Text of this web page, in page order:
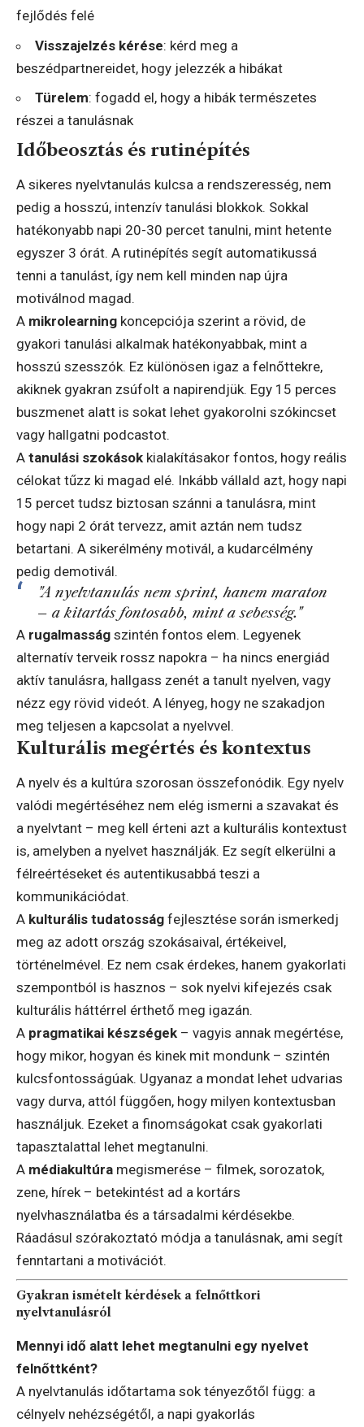
fejlődés felé
Visszajelzés kérése: kérd meg a
beszédpartnereidet, hogy jelezzék a hibákat
Türelem: fogadd el, hogy a hibák természetes
részei a tanulásnak
Időbeosztás és rutinépítés
A sikeres nyelvtanulás kulcsa a rendszeresség, nem
pedig a hosszú, intenzív tanulási blokkok. Sokkal
hatékonyabb napi 20-30 percet tanulni, mint hetente
egyszer 3 órát. A rutinépítés segít automatikussá
tenni a tanulást, így nem kell minden nap újra
motiválnod magad.
A mikrolearning koncepciója szerint a rövid, de
gyakori tanulási alkalmak hatékonyabbak, mint a
hosszú szesszók. Ez különösen igaz a felnőttekre,
akiknek gyakran zsúfolt a napirendjük. Egy 15 perces
buszmenet alatt is sokat lehet gyakorolni szókincset
vagy hallgatni podcastot.
A tanulási szokások kialakításakor fontos, hogy reális
célokat tűzz ki magad elé. Inkább vállald azt, hogy napi
15 percet tudsz biztosan szánni a tanulásra, mint
hogy napi 2 órát tervezz, amit aztán nem tudsz
betartani. A sikerélmény motivál, a kudarcélmény
pedig demotivál.
"A nyelvtanulás nem sprint, hanem maraton
– a kitartás fontosabb, mint a sebesség."
A rugalmasság szintén fontos elem. Legyenek
alternatív terveik rossz napokra – ha nincs energiád
aktív tanulásra, hallgass zenét a tanult nyelven, vagy
nézz egy rövid videót. A lényeg, hogy ne szakadjon
meg teljesen a kapcsolat a nyelvvel.
Kulturális megértés és kontextus
A nyelv és a kultúra szorosan összefonódik. Egy nyelv
valódi megértéséhez nem elég ismerni a szavakat és
a nyelvtant – meg kell érteni azt a kulturális kontextust
is, amelyben a nyelvet használják. Ez segít elkerülni a
félreértéseket és autentikusabbá teszi a
kommunikációdat.
A kulturális tudatosság fejlesztése során ismerkedj
meg az adott ország szokásaival, értékeivel,
történelmével. Ez nem csak érdekes, hanem gyakorlati
szempontból is hasznos – sok nyelvi kifejezés csak
kulturális háttérrel érthető meg igazán.
A pragmatikai készségek – vagyis annak megértése,
hogy mikor, hogyan és kinek mit mondunk – szintén
kulcsfontosságúak. Ugyanaz a mondat lehet udvarias
vagy durva, attól függően, hogy milyen kontextusban
használjuk. Ezeket a finomságokat csak gyakorlati
tapasztalattal lehet megtanulni.
A médiakultúra megismerése – filmek, sorozatok,
zene, hírek – betekintést ad a kortárs
nyelvhasználatba és a társadalmi kérdésekbe.
Ráadásul szórakoztató módja a tanulásnak, ami segít
fenntartani a motivációt.
Gyakran ismételt kérdések a felnőttkori
nyelvtanulásról
Mennyi idő alatt lehet megtanulni egy nyelvet
felnőttként?
A nyelvtanulás időtartama sok tényezőtől függ: a
célnyelv nehézségétől, a napi gyakorlás